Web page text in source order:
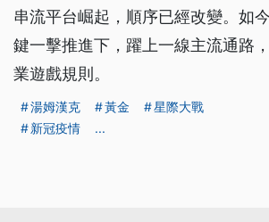
串流平台崛起，順序已經改變。如
鍵一擊推進下，躍上一線主流通路
業遊戲規則。
湯姆漢克 黃金
星際大戰
新冠疫情
...